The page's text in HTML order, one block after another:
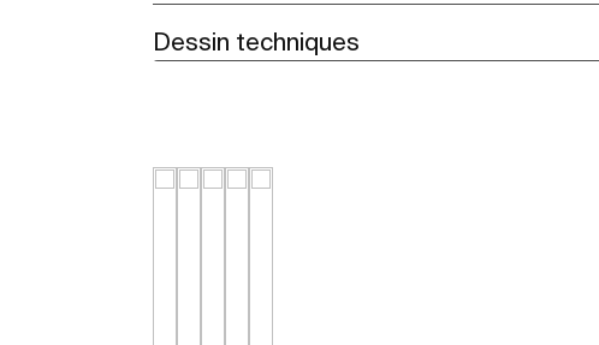
Dessin techniques